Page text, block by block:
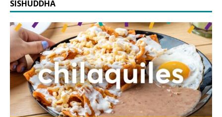
SISHUDDHA